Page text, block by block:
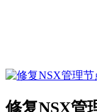
修复NSX管